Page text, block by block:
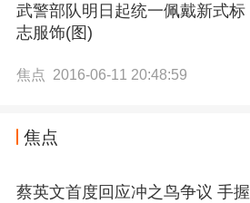
武警部队明日起统一佩戴新式标
志服饰(图)
焦点 2016-06-11 20:48:59
焦点
蔡英文首度回应冲之鸟争议 手握